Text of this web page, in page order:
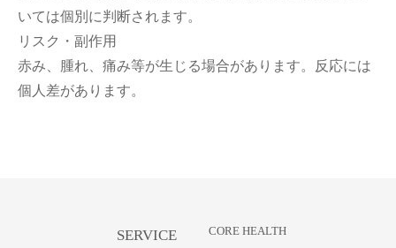
いては個別に判断されます。
リスク・副作用
赤み、腫れ、痛み等が生じる場合があります。反応には
個人差があります。
SERVICE
CORE HEALTH